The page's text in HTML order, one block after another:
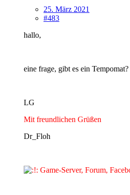
25. März 2021
#483
hallo,
eine frage, gibt es ein
LG
Mit freundlichen Grüßen
Dr_Floh
Game-Server, Forum,